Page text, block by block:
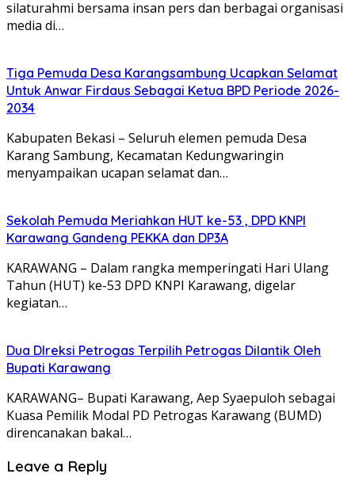
silaturahmi bersama insan pers dan berbagai organisasi
media di…
Tiga Pemuda Desa Karangsambung Ucapkan Selamat
Untuk Anwar Firdaus Sebagai Ketua BPD Periode 2026-
2034
Kabupaten Bekasi – Seluruh elemen pemuda Desa
Karang Sambung, Kecamatan Kedungwaringin
menyampaikan ucapan selamat dan…
Sekolah Pemuda Meriahkan HUT ke-53 , DPD KNPI
Karawang Gandeng PEKKA dan DP3A
KARAWANG – Dalam rangka memperingati Hari Ulang
Tahun (HUT) ke-53 DPD KNPI Karawang, digelar
kegiatan…
Dua DIreksi Petrogas Terpilih Petrogas Dilantik Oleh
Bupati Karawang
KARAWANG– Bupati Karawang, Aep Syaepuloh sebagai
Kuasa Pemilik Modal PD Petrogas Karawang (BUMD)
direncanakan bakal…
Leave a Reply